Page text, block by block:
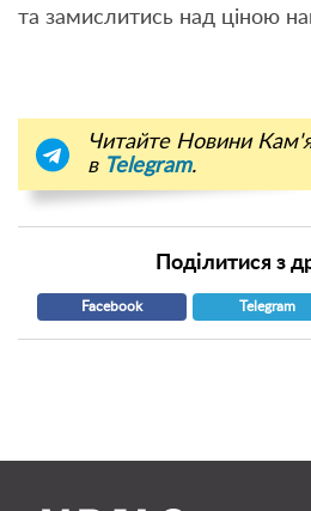
та замислитись над ціною
Читайте Новини
в Telegram.
Поділитися з
Facebook Telegram